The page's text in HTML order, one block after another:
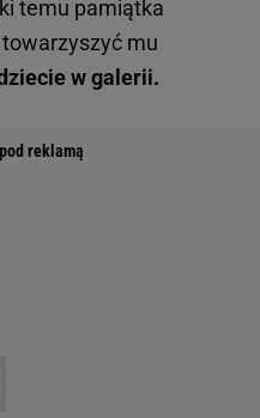
temu pamiątka
mu
w galerii.